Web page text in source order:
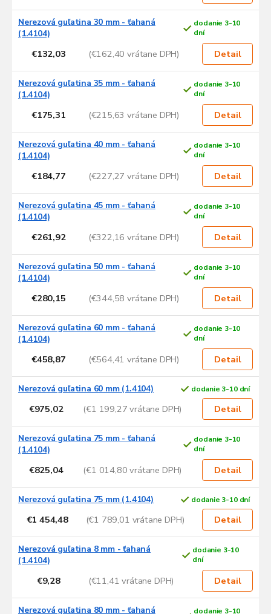
Nerezová guľatina 30 mm - ťahaná
(1.4104)
dodanie 3-10
dní
€132,03 (€162,40 vrátane DPH) Detail
Nerezová guľatina 35 mm - ťahaná
(1.4104)
dodanie 3-10
dní
€175,31 (€215,63 vrátane DPH) Detail
Nerezová guľatina 40 mm - ťahaná
(1.4104)
dodanie 3-10
dní
€184,77 (€227,27 vrátane DPH) Detail
Nerezová guľatina 45 mm - ťahaná
(1.4104)
dodanie 3-10
dní
€261,92 (€322,16 vrátane DPH) Detail
Nerezová guľatina 50 mm - ťahaná
(1.4104)
dodanie 3-10
dní
€280,15 (€344,58 vrátane DPH) Detail
Nerezová guľatina 60 mm - ťahaná
(1.4104)
dodanie 3-10
dní
€458,87 (€564,41 vrátane DPH) Detail
Nerezová guľatina 60 mm (1.4104) dodanie 3-10 dní
€975,02 (€1 199,27 vrátane DPH) Detail
Nerezová guľatina 75 mm - ťahaná
(1.4104)
dodanie 3-10
dní
€825,04 (€1 014,80 vrátane DPH) Detail
Nerezová guľatina 75 mm (1.4104) dodanie 3-10 dní
€1 454,48 (€1 789,01 vrátane DPH) Detail
Nerezová guľatina 8 mm - ťahaná
(1.4104)
dodanie 3-10
dní
€9,28 (€11,41 vrátane DPH) Detail
Nerezová guľatina 80 mm - ťahaná dodanie 3-10